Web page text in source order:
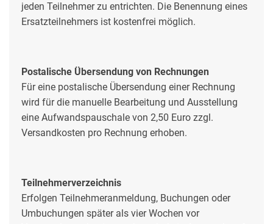
jeden Teilnehmer zu entrichten. Die Benennung eines
Ersatzteilnehmers ist kostenfrei möglich.
Postalische Übersendung von Rechnungen
Für eine postalische Übersendung einer Rechnung
wird für die manuelle Bearbeitung und Ausstellung
eine Aufwandspauschale von 2,50 Euro zzgl.
Versandkosten pro Rechnung erhoben.
Teilnehmerverzeichnis
Erfolgen Teilnehmeranmeldung, Buchungen oder
Umbuchungen später als vier Wochen vor